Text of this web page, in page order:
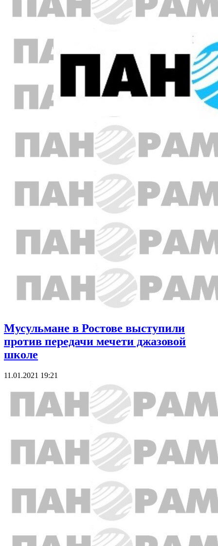
Мусульмане в Ростове выступили
против передачи мечети джазовой
школе
11.01.2021 19:21